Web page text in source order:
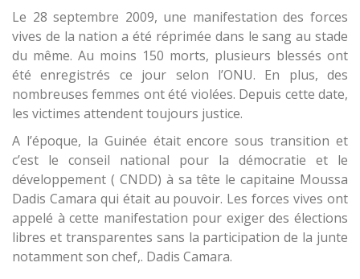
Le 28 septembre 2009, une manifestation des forces
vives de la nation a été réprimée dans le sang au stade
du même. Au moins 150 morts, plusieurs blessés ont
été enregistrés ce jour selon l’ONU. En plus, des
nombreuses femmes ont été violées. Depuis cette date,
les victimes attendent toujours justice.
A l’époque, la Guinée était encore sous transition et
c’est le conseil national pour la démocratie et le
développement ( CNDD) à sa tête le capitaine Moussa
Dadis Camara qui était au pouvoir. Les forces vives ont
appelé à cette manifestation pour exiger des élections
libres et transparentes sans la participation de la junte
notamment son chef,. Dadis Camara.